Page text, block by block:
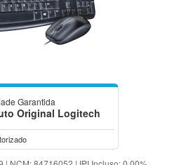
Garantida
Original Logitech